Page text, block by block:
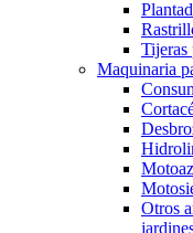
Tijeras
Maquinaria
Otros